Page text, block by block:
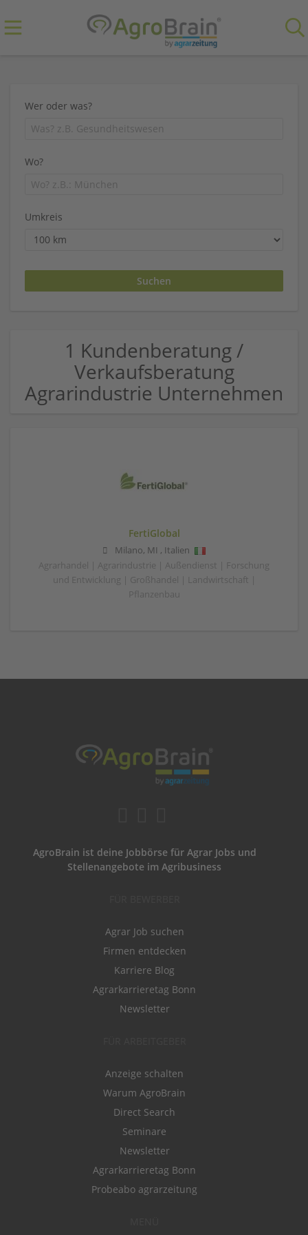
Wer oder was?
Wo?
Umkreis
1 Kundenberatung /
Verkaufsberatung
Agrarindustrie Unternehmen
FertiGlobal
Milano, MI , Italien
Agrarhandel | Agrarindustrie | Außendienst | Forschung
und Entwicklung | Großhandel | Landwirtschaft |
Pflanzenbau
AgroBrain ist deine Jobbörse für Agrar Jobs und
Stellenangebote im Agribusiness
Agrar Job suchen
Firmen entdecken
Karriere Blog
Agrarkarrieretag Bonn
Newsletter
Anzeige schalten
Warum AgroBrain
Direct Search
Seminare
Newsletter
Agrarkarrieretag Bonn
Probeabo agrarzeitung